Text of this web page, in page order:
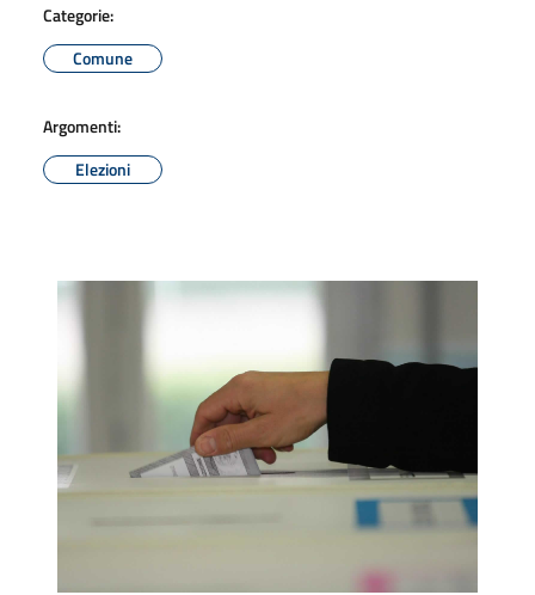
Categorie:
Comune
Argomenti:
Elezioni